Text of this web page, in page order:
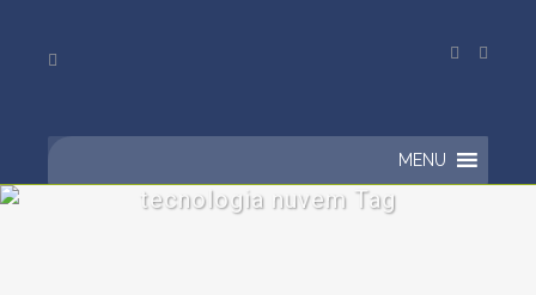
MENU
tecnologia nuvem Tag